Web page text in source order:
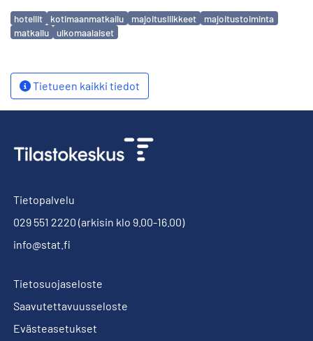
Avainsanat
hotellit kotimaanmatkailu majoitusliikkeet
majoitustoiminta
matkailu
ulkomaalaiset
Tietueen kaikki tiedot
Tietopalvelu
029 551 2220 (arkisin klo 9.00-16.00)
info@stat.fi
Tietosuojaseloste
Saavutettavuusseloste
Evästeasetukset